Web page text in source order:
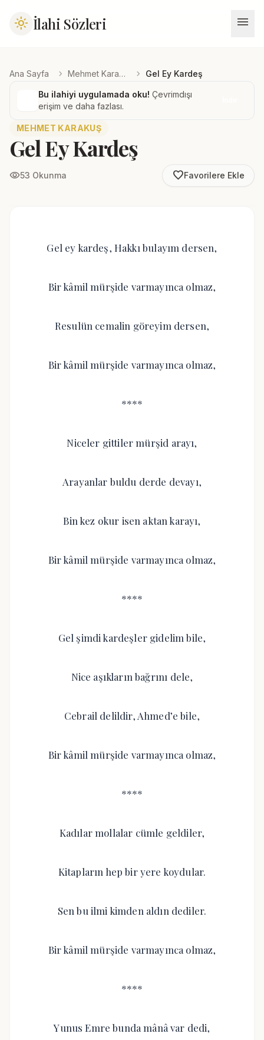
light_mode İlahi Sözleri menu
Ana Sayfa chevron_right Mehmet Karakuş chevron_right Gel Ey Kardeş
Bu ilahiyi uygulamada oku! Çevrimdışı
erişim ve daha fazlası.
MEHMET KARAKUŞ
Gel Ey Kardeş
visibility53 Okunma favorite_borderFavorilere Ekle
Gel ey kardeş, Hakkı bulayım dersen,
Bir kâmil mürşide varmayınca olmaz,
Resulün cemalin göreyim dersen,
Bir kâmil mürşide varmayınca olmaz,
****
Niceler gittiler mürşid arayı,
Arayanlar buldu derde devayı,
Bin kez okur isen aktan karayı,
Bir kâmil mürşide varmayınca olmaz,
****
Gel şimdi kardeşler gidelim bile,
Nice aşıkların bağrını dele,
Cebrail delildir, Ahmed’e bile,
Bir kâmil mürşide varmayınca olmaz,
****
Kadılar mollalar cümle geldiler,
Kitapların hep bir yere koydular.
Sen bu ilmi kimden aldın dediler.
Bir kâmil mürşide varmayınca olmaz,
****
Yunus Emre bunda mânâ var dedi,